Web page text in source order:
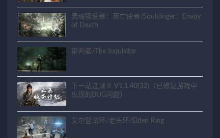
灵魂驱使者：死亡使者/Soulslinger：Envoy
of Death
审判者/The Inquisitor
下一站江湖Ⅱ V1.1.40(32)（已修复游戏中
出现的BUG问题）
艾尔登法环/老头环/Elden Ring